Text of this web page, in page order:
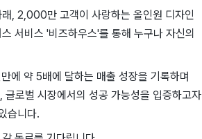
, 2,000만 고객이 사랑하는 올인원 디자인
서비스 '비즈하우스'를 통해 누구나 자신의
에 약 5배에 달하는 매출 성장을 기록하며
로벌 시장에서의 성공 가능성을 입증하고자
습니다.